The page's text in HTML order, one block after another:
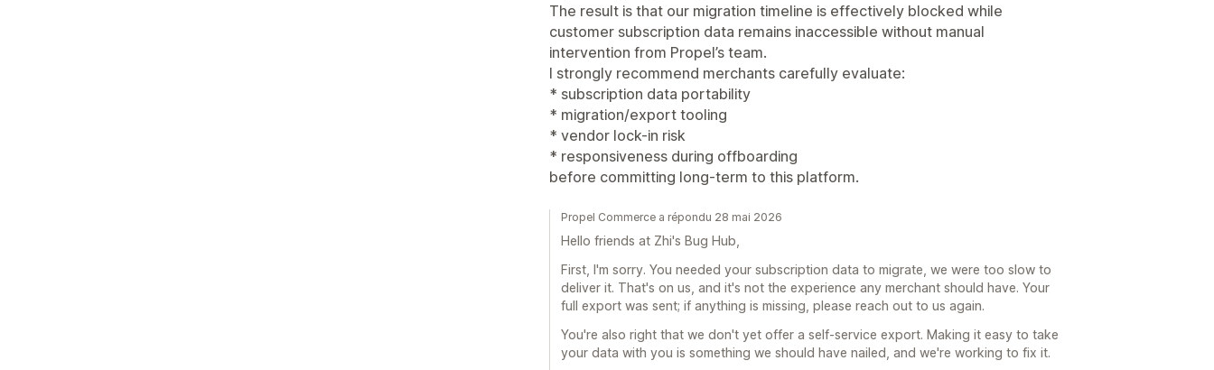
The result is that our migration timeline is effectively blocked while
customer subscription data remains inaccessible without manual
intervention from Propel’s team.
I strongly recommend merchants carefully evaluate:
* subscription data portability
* migration/export tooling
* vendor lock-in risk
* responsiveness during offboarding
before committing long-term to this platform.
Propel Commerce a répondu 28 mai 2026
Hello friends at Zhi's Bug Hub,
First, I'm sorry. You needed your subscription data to migrate, we were too slow to
deliver it. That's on us, and it's not the experience any merchant should have. Your
full export was sent; if anything is missing, please reach out to us again.
You're also right that we don't yet offer a self-service export. Making it easy to take
your data with you is something we should have nailed, and we're working to fix it.